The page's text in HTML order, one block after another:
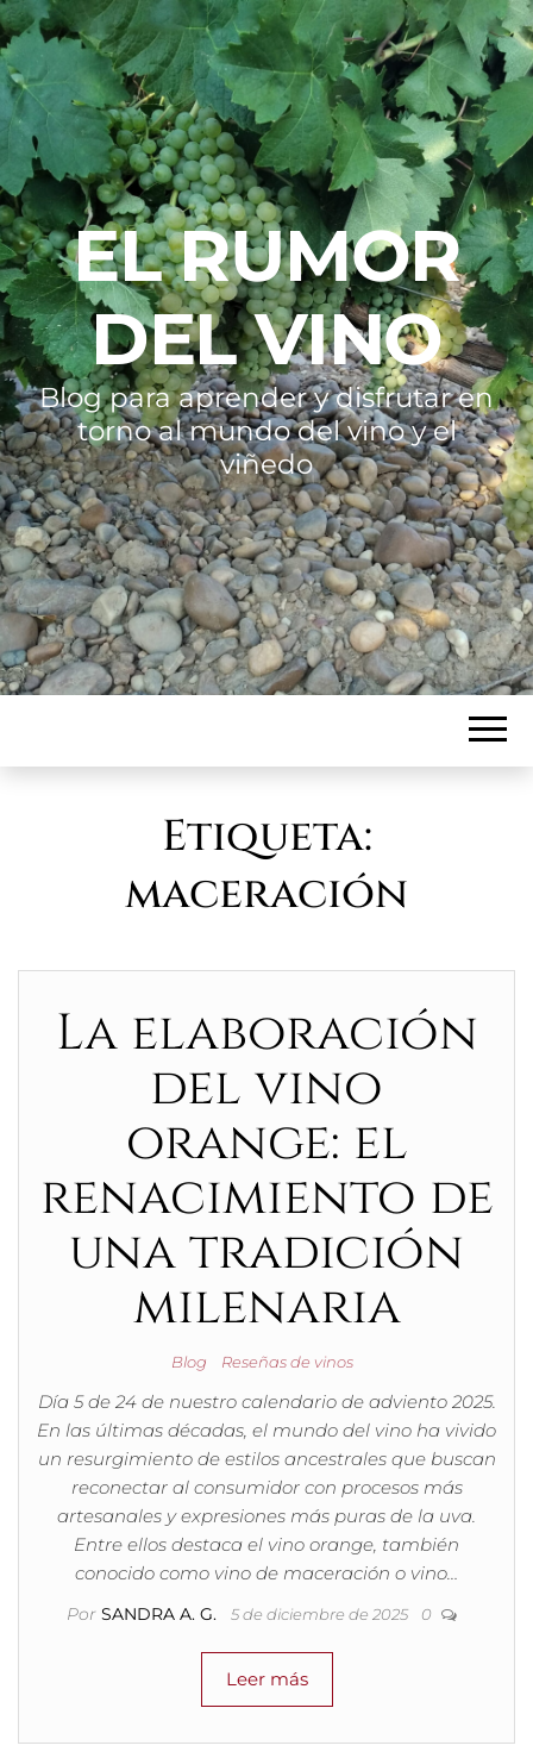
EL RUMOR
DEL VINO
Blog para aprender y disfrutar en
torno al mundo del vino y el
viñedo
Etiqueta:
maceración
La elaboración
del vino
orange: el
renacimiento de
una tradición
milenaria
Blog Reseñas de vinos
Día 5 de 24 de nuestro calendario de adviento 2025.
En las últimas décadas, el mundo del vino ha vivido
un resurgimiento de estilos ancestrales que buscan
reconectar al consumidor con procesos más
artesanales y expresiones más puras de la uva.
Entre ellos destaca el vino orange, también
conocido como vino de maceración o vino…
Por SANDRA A. G. 5 de diciembre de 2025 0
Leer más